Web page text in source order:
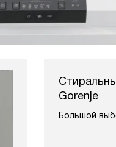
Gorenje
Большой